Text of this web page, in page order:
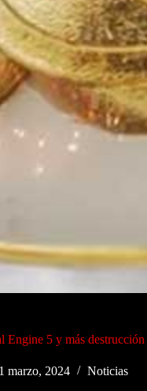
5 y más destrucción
marzo, 2024 Noticias